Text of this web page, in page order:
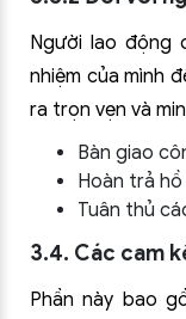
Người lao động
nhiệm của mình
ra trọn vẹn và
Bàn giao
Hoàn trả
Tuân thủ
3.4. Các cam
Phần này bao